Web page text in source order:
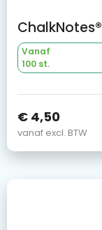
Vanaf
100 st.
€ 4,50
vanaf excl. BTW